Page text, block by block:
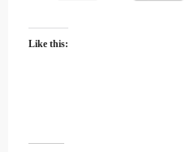
Like this: